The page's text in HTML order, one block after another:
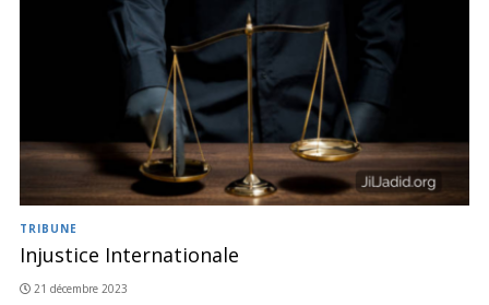
TRIBUNE
Injustice Internationale
21 décembre 2023